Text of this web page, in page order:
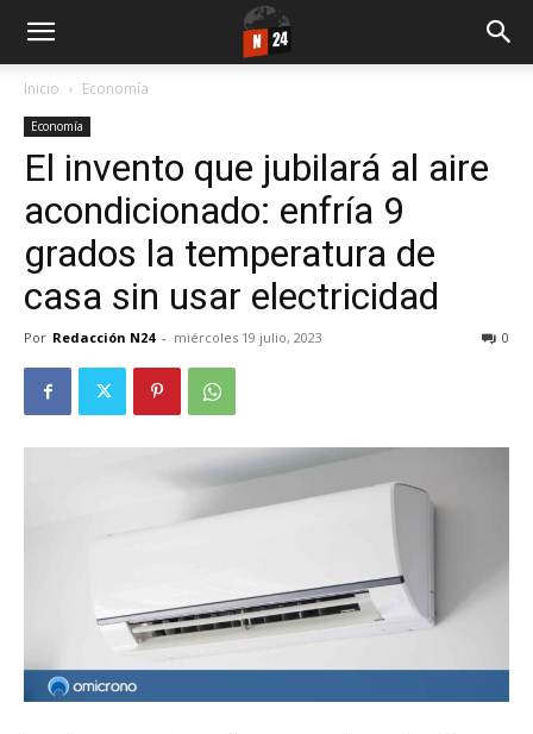
Inicio Economía
Economía
El invento que jubilará al aire
acondicionado: enfría 9
grados la temperatura de
casa sin usar electricidad
Por Redacción N24 - miércoles 19 julio, 2023 0